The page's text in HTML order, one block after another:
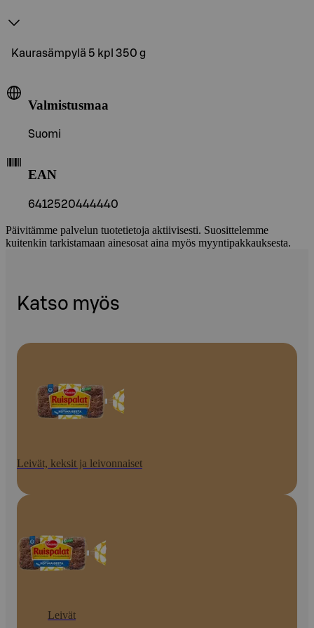
Kaurasämpylä 5 kpl 350 g
Valmistusmaa
Suomi
EAN
6412520444440
Päivitämme palvelun tuotetietoja aktiivisesti. Suosittelemme
kuitenkin tarkistamaan ainesosat aina myös myyntipakkauksesta.
Katso myös
Leivät, keksit ja leivonnaiset
Leivät